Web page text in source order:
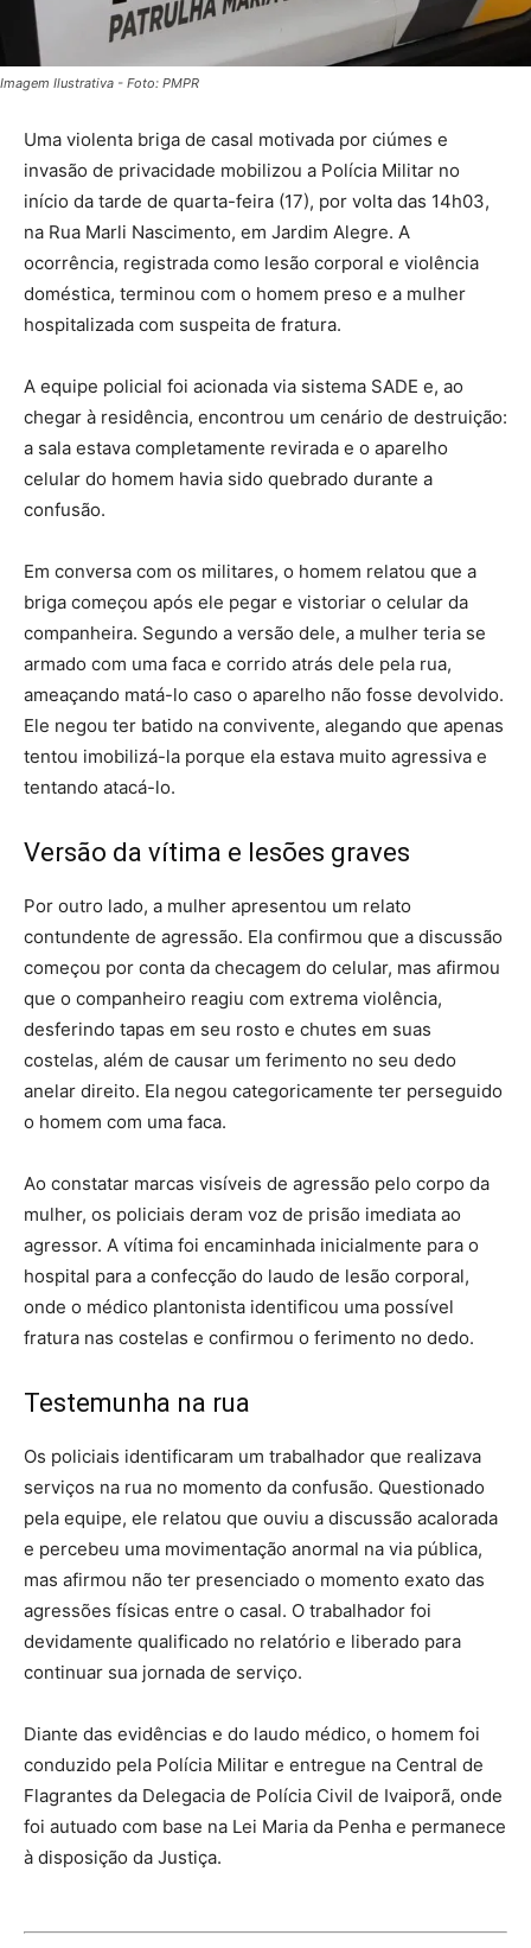
Imagem Ilustrativa - Foto: PMPR
Uma violenta briga de casal motivada por ciúmes e
invasão de privacidade mobilizou a Polícia Militar no
início da tarde de quarta-feira (17), por volta das 14h03,
na Rua Marli Nascimento, em Jardim Alegre. A
ocorrência, registrada como lesão corporal e violência
doméstica, terminou com o homem preso e a mulher
hospitalizada com suspeita de fratura.
A equipe policial foi acionada via sistema SADE e, ao
chegar à residência, encontrou um cenário de destruição:
a sala estava completamente revirada e o aparelho
celular do homem havia sido quebrado durante a
confusão.
Em conversa com os militares, o homem relatou que a
briga começou após ele pegar e vistoriar o celular da
companheira. Segundo a versão dele, a mulher teria se
armado com uma faca e corrido atrás dele pela rua,
ameaçando matá-lo caso o aparelho não fosse devolvido.
Ele negou ter batido na convivente, alegando que apenas
tentou imobilizá-la porque ela estava muito agressiva e
tentando atacá-lo.
Versão da vítima e lesões graves
Por outro lado, a mulher apresentou um relato
contundente de agressão. Ela confirmou que a discussão
começou por conta da checagem do celular, mas afirmou
que o companheiro reagiu com extrema violência,
desferindo tapas em seu rosto e chutes em suas
costelas, além de causar um ferimento no seu dedo
anelar direito. Ela negou categoricamente ter perseguido
o homem com uma faca.
Ao constatar marcas visíveis de agressão pelo corpo da
mulher, os policiais deram voz de prisão imediata ao
agressor. A vítima foi encaminhada inicialmente para o
hospital para a confecção do laudo de lesão corporal,
onde o médico plantonista identificou uma possível
fratura nas costelas e confirmou o ferimento no dedo.
Testemunha na rua
Os policiais identificaram um trabalhador que realizava
serviços na rua no momento da confusão. Questionado
pela equipe, ele relatou que ouviu a discussão acalorada
e percebeu uma movimentação anormal na via pública,
mas afirmou não ter presenciado o momento exato das
agressões físicas entre o casal. O trabalhador foi
devidamente qualificado no relatório e liberado para
continuar sua jornada de serviço.
Diante das evidências e do laudo médico, o homem foi
conduzido pela Polícia Militar e entregue na Central de
Flagrantes da Delegacia de Polícia Civil de Ivaiporã, onde
foi autuado com base na Lei Maria da Penha e permanece
à disposição da Justiça.